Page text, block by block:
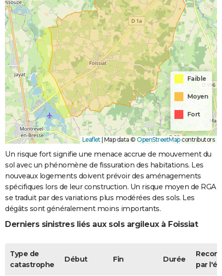
Faible
Moyen
Fort
Leaflet | Map data © OpenStreetMapcontributors
Un risque fort signifie une menace accrue de mouvement du
sol avec un phénomène de fissuration des habitations. Les
nouveaux logements doivent prévoir des aménagements
spécifiques lors de leur construction. Un risque moyen de RGA
se traduit par des variations plus modérées des sols. Les
dégâts sont généralement moins importants.
Derniers sinistres liés aux sols argileux à Foissiat
Type de
catastrophe
Début Fin Durée
par